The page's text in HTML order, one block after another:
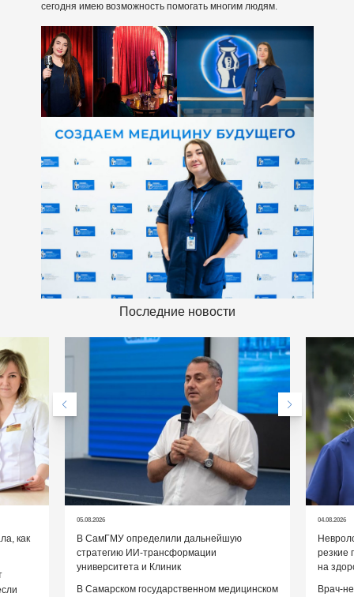
сегодня имею возможность помогать многим людям.
Последние новости
как
05.08.2026
В СамГМУ определили дальнейшую
стратегию ИИ-трансформации
университета и Клиник
В Самарском государственном медицинском
04.08.2026
резкие
на
Врач-